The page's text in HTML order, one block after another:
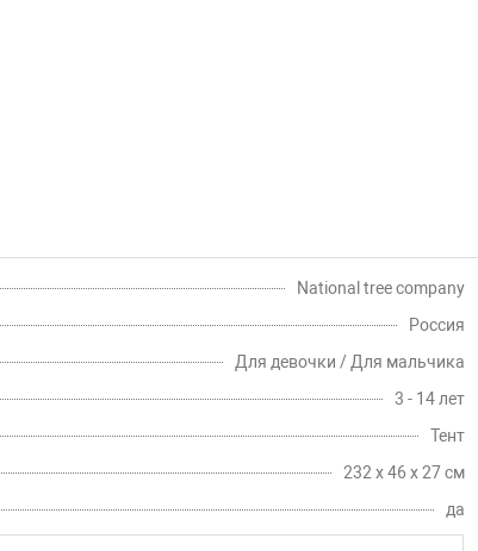
National tree company
Россия
Для девочки / Для мальчика
3 - 14 лет
Тент
232 х 46 х 27 см
да